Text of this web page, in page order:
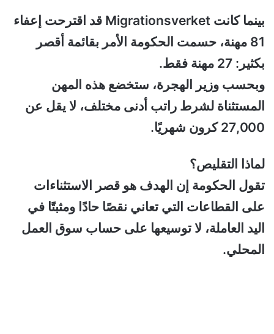
بينما كانت Migrationsverket قد اقترحت إعفاء
81 مهنة، حسمت الحكومة الأمر بقائمة أقصر
بكثير: 27 مهنة فقط.
وبحسب وزير الهجرة، ستخضع هذه المهن
المستثناة لشرط راتب أدنى مختلف، لا يقل عن
27,000 كرون شهريًا.
لماذا التقليص؟
تقول الحكومة إن الهدف هو قصر الاستثناءات
على القطاعات التي تعاني نقصًا حادًا ومثبتًا في
اليد العاملة، لا توسيعها على حساب سوق العمل
المحلي.